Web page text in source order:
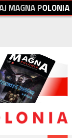
JMAGNAPOLONIA